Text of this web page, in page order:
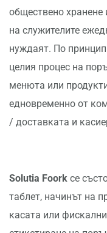
обществено хранене
на служителите
нуждаят. По
целия процес на
менюта или
едновременно от
/ доставката и
Solutia Foork се
таблет, начинът на
касата или